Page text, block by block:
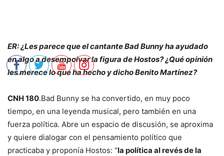
ER: ¿Les parece que el cantante Bad Bunny ha ayudado
en algo a desempolvar la figura de Hostos? ¿Qué opinión
les merece lo que ha hecho y dicho Benito Martínez?
CNH 180.Bad Bunny se ha convertido, en muy poco
tiempo, en una leyenda musical, pero también en una
fuerza política. Abre un espacio de discusión, se aproxima
y quiere dialogar con el pensamiento político que
practicaba y proponía Hostos: “la política al revés de la